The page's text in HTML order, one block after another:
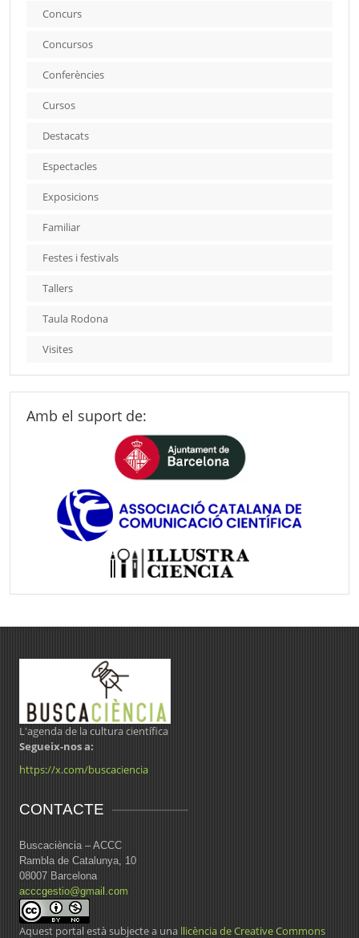
Concurs
Concursos
Conferències
Cursos
Destacats
Espectacles
Exposicions
Familiar
Festes i festivals
Tallers
Taula Rodona
Visites
Amb el suport de:
L'agenda de la cultura científica
Segueix-nos a:
https://x.com/buscaciencia
CONTACTE
Buscaciència – ACCC
Rambla de Catalunya, 10
08007 Barcelona
acccgestio@gmail.com
Aquest portal està subjecte a una llicència de Creative Commons